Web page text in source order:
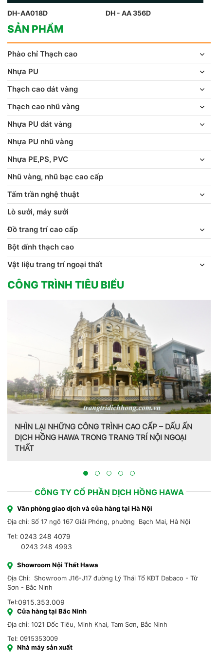
DH-AA018D DH - AA 356D
SẢN PHẨM
Phào chỉ Thạch cao
Nhựa PU
Thạch cao dát vàng
Thạch cao nhũ vàng
Nhựa PU dát vàng
Nhựa PU nhũ vàng
Nhựa PE,PS, PVC
Nhũ vàng, nhũ bạc cao cấp
Tấm trần nghệ thuật
Lò sưởi, máy sưởi
Đồ trang trí cao cấp
Bột dính thạch cao
Vật liệu trang trí ngoại thất
CÔNG TRÌNH TIÊU BIỂU
NHÌN LẠI NHỮNG CÔNG TRÌNH CAO CẤP – DẤU ẤN
DỊCH HỒNG HAWA TRONG TRANG TRÍ NỘI NGOẠI
THẤT
CÔNG TY CỔ PHẦN DỊCH HỒNG HAWA
Văn phòng giao dịch và cửa hàng tại Hà Nội
Địa chỉ: Số 17 ngõ 167 Giải Phóng, phường Bạch Mai, Hà Nội
Tel: 0243 248 4079
0243 248 4993
Showroom Nội Thất Hawa
Địa Chỉ: Showroom J16-J17 đường Lý Thái Tổ KĐT Dabaco - Từ
Sơn - Bắc Ninh
Tel:0915.353.009
Cửa hàng tại Bắc Ninh
Địa chỉ: 1021 Dốc Tiêu, Minh Khai, Tam Sơn, Bắc Ninh
Tel: 0915353009
Nhà máy sản xuất